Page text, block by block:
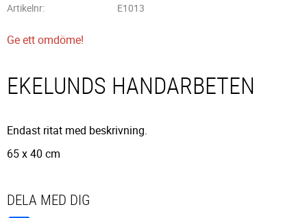
Artikelnr
E1013
Ge ett omdöme!
EKELUNDS HANDARBETEN
Endast ritat med beskrivning.
65 x 40 cm
DELA MED DIG